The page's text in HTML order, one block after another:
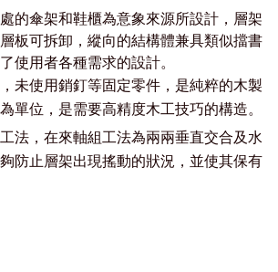
的傘架和鞋櫃為意象來源所設計，層架
板可拆卸，縱向的結構體兼具類似擋書
使用者各種需求的設計。
未使用銷釘等固定零件，是純粹的木製
單位，是需要高精度木工技巧的構造。
法，在來軸組工法為兩兩垂直交合及水
防止層架出現搖動的狀況，並使其保有